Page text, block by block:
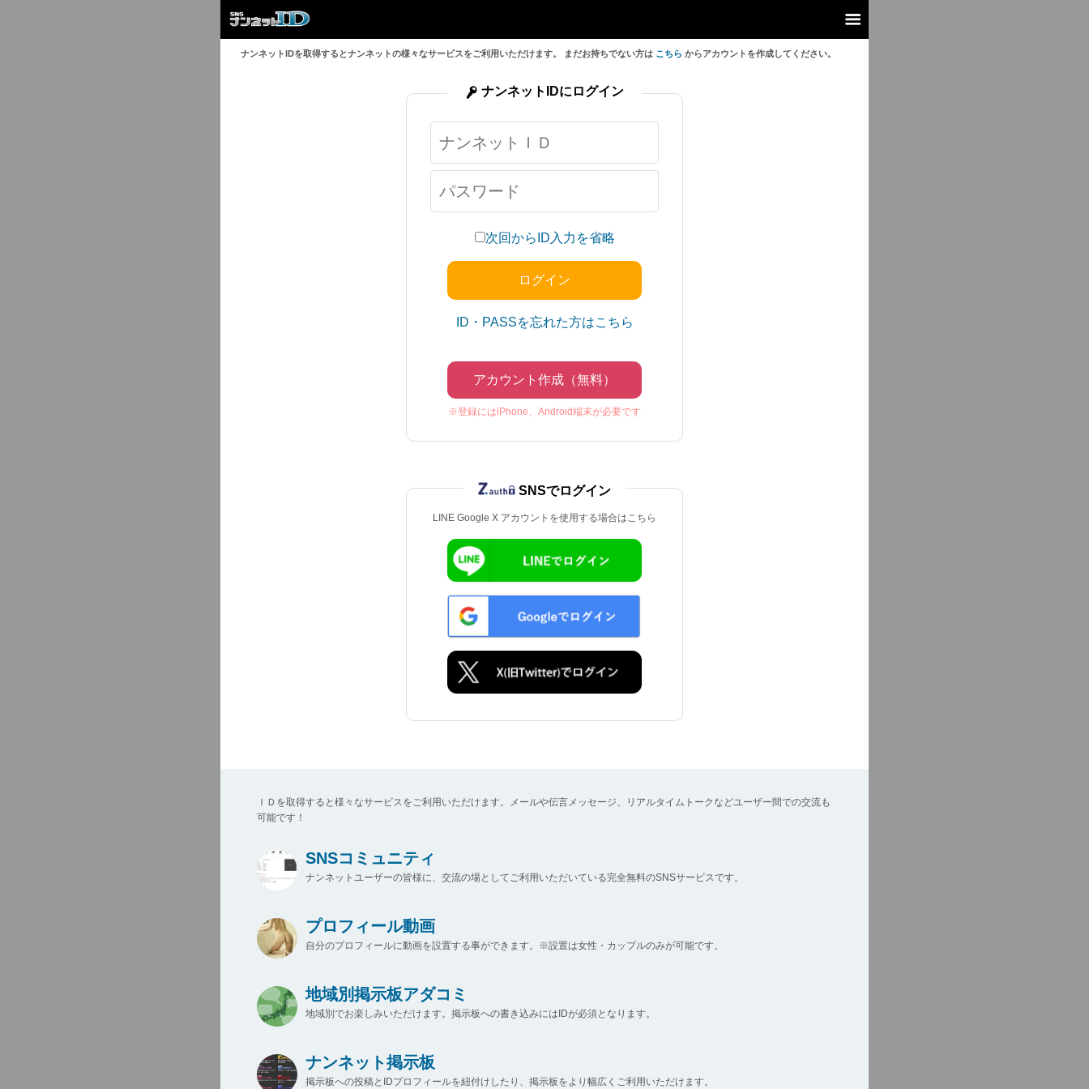
ナンネットIDを取得するとナンネットの様々なサービスをご利用いただけます。 まだお持ちでない方は こちら からアカウントを作成してください。
次回からID入力を省略
ID・PASSを忘れた方はこちら
アカウント作成（無料）
※登録にはiPhone、Android端末が必要です
ナンネットIDにログイン
LINE Google X アカウントを使用する場合はこちら
SNSでログイン
ＩＤを取得すると様々なサービスをご利用いただけます。メールや伝言メッセージ、リアルタイムトークなどユーザー間での交流も
可能です！
SNSコミュニティ
ナンネットユーザーの皆様に、交流の場としてご利用いただいている完全無料のSNSサービスです。
プロフィール動画
自分のプロフィールに動画を設置する事ができます。※設置は女性・カップルのみが可能です。
地域別掲示板アダコミ
地域別でお楽しみいただけます。掲示板への書き込みにはIDが必須となります。
ナンネット掲示板
掲示板への投稿とIDプロフィールを紐付けしたり、掲示板をより幅広くご利用いただけます。